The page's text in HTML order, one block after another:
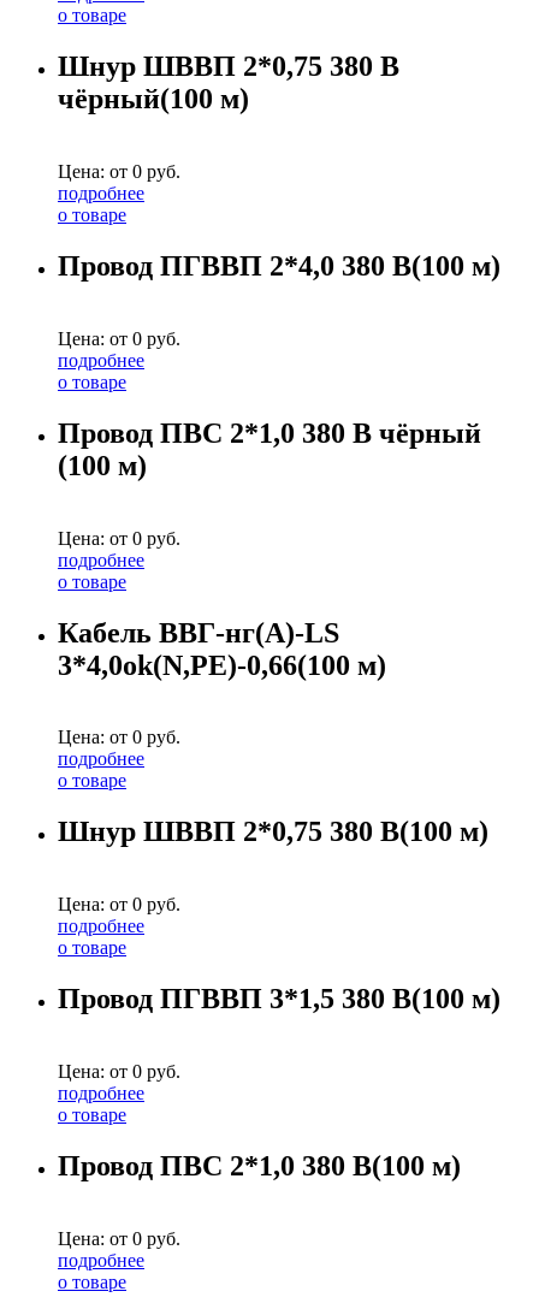
о товаре
Шнур ШВВП 2*0,75 380 В
чёрный(100 м)
Цена: от 0 руб.
подробнее
о товаре
Провод ПГВВП 2*4,0 380 В(100 м)
Цена: от 0 руб.
подробнее
о товаре
Провод ПВС 2*1,0 380 В чёрный
(100 м)
Цена: от 0 руб.
подробнее
о товаре
Кабель ВВГ-нг(А)-LS
3*4,0ok(N,PE)-0,66(100 м)
Цена: от 0 руб.
подробнее
о товаре
Шнур ШВВП 2*0,75 380 В(100 м)
Цена: от 0 руб.
подробнее
о товаре
Провод ПГВВП 3*1,5 380 В(100 м)
Цена: от 0 руб.
подробнее
о товаре
Провод ПВС 2*1,0 380 В(100 м)
Цена: от 0 руб.
подробнее
о товаре